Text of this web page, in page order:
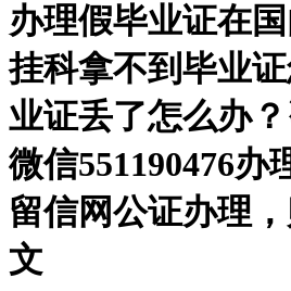
办理假毕业证在
挂科拿不到毕业
业证丢了怎么办
微信551190476办
留信网公证办理
文